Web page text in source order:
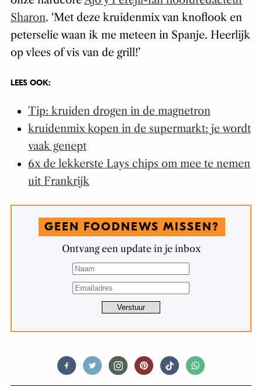
Sharon. ‘Met deze kruidenmix van knoflook en
peterselie waan ik me meteen in Spanje. Heerlijk
op vlees of vis van de grill!’
LEES OOK:
Tip: kruiden drogen in de magnetron
kruidenmix kopen in de supermarkt: je wordt
vaak genept
6x de lekkerste Lays chips om mee te nemen
uit Frankrijk
GEEN FOODNEWS MISSEN?
Ontvang een update in je inbox